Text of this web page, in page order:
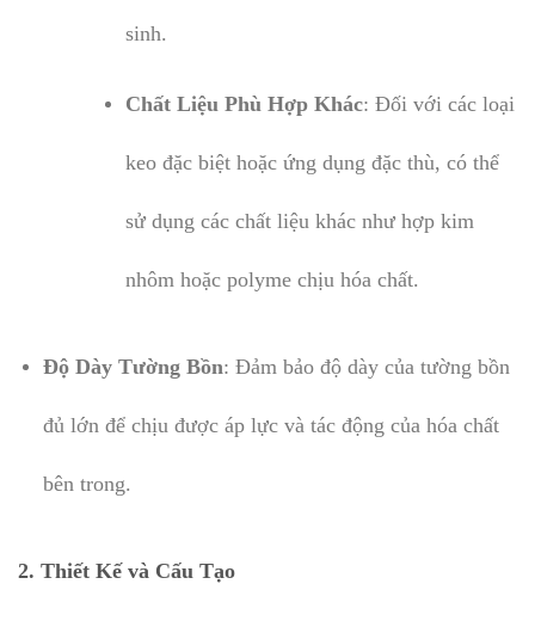
sinh.
Chất Liệu Phù Hợp Khác: Đối với các loại
keo đặc biệt hoặc ứng dụng đặc thù, có thể
sử dụng các chất liệu khác như hợp kim
nhôm hoặc polyme chịu hóa chất.
Độ Dày Tường Bồn: Đảm bảo độ dày của tường bồn
đủ lớn để chịu được áp lực và tác động của hóa chất
bên trong.
2. Thiết Kế và Cấu Tạo